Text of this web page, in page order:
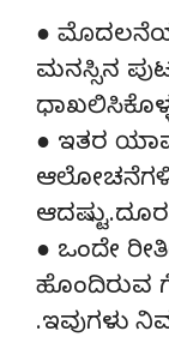
●
ಮನಸ್ಸಿನ
● ಇತರ
● ಒಂದೇ
ಹೊಂದಿರುವ
.ಇವುಗಳು